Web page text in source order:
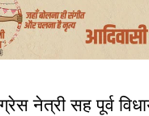
नेत्री सह पूर्व